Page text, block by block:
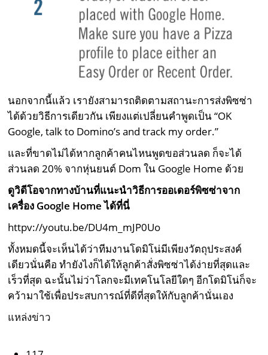
นอกจากนี้แล้ว เรายังสามารถติดตามสถานะการส่งพิซซ่า
ได้ด้วยวิธีการเดียวกัน เพียงแต่เปลี่ยนคำพูดเป็น“OK
Google, talk to Domino’s and track my order.”
และที่ขาดไม่ได้หากลูกค้าคนไหนพูดขอส่วนลด ก็จะได้
ส่วนลด 20% จากหุ่นยนต์ Dom ใน Google Home ด้วย
ดูวิดีโอจากทางบ้านที่แนะนำวิธีการออเดอร์พิซซ่าจาก
เครื่อง Google Home ได้ที่นี่
httpv://youtu.be/DU4m_mJP0Uo
ทั้งหมดนี้จะเห็นได้ว่าทีมงานโดมิโน่มีเพียงวัตถุประสงค์
เดียวนั่นคือ ทำยังไงก็ได้ให้ลูกค้าสั่งพิซซ่าได้ง่ายที่สุดและ
เร็วที่สุด ฉะนั้นไม่ว่าโลกจะมีเทคโนโลยีใดๆ อีกโดมิโน่ก็จะ
คว้ามาใช้เพื่อประสบการณ์ที่ดีที่สุดให้กับลูกค้านั่นเอง
แหล่งข่าว